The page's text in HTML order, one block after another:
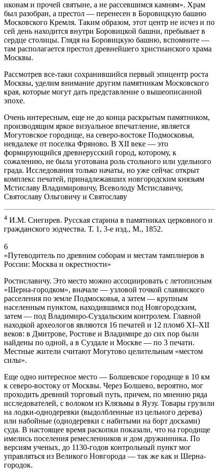
иконам и прочей святыне, а не рассевшимся камням». Храм
был разобран, а престол — перенесен в Боровицкую башню
Московского Кремля. Таким образом, этот центр не исчез и по
сей день находится внутри Боровицкой башни, пребывает в
сердце столицы. Глядя на Боровицкую башню, вспомните —
там располагается престол древнейшего христианского храма
Москвы.
Рассмотрев все-таки сохранившийся первый эпицентр роста
Москвы, уделим внимание другим памятникам Московского
края, которые могут дать представление о вышеописанной
эпохе.
Очень интересным, еще не до конца раскрытым памятником,
производящим яркое визуальное впечатление, является
Могутовское городище, на северо-востоке Подмосковья,
невдалеке от поселка Фряново. В XII веке — это
формирующийся древнерусский город, которому, к
сожалению, не была уготована роль стольного или удельного
града. Исследования только начаты, но уже сейчас открыт
комплекс печатей, принадлежавших новгородским князьям
Мстиславу Владимировичу, Всеволоду Мстиславичу,
Святославу Ольговичу и Святославу
4 И.М. Снегирев. Русская старина в памятниках церковного и
гражданского зодчества. Т. 1, 3-е изд., М., 1852.
6
«Путеводитель по древним соборам и местам тамплиеров в
России: Москва и окрестности»
Ростиславичу. Это место можно ассоциировать с летописным
«Шерна-городком», вначале — узловой точкой славянского
расселения по земле Подмосковья, а затем — крупным
населенным пунктом, находившимся под Новгородским,
затем — под Владимиро-Суздальским контролем. Главной
находкой археологов являются 16 печатей и 12 пломб XI–XII
веков: в Дмитрове, Ростове и Владимире до сих пор были
найдены по одной, а в Суздале и Москве — по 3 печати.
Местные жители считают Могутово целительным «местом
силы».
Еще одно интересное место — Болшевское городище в 10 км
к северо-востоку от Москвы. Через Болшево, вероятно, мог
проходить древний торговый путь, причем, по мнению ряда
исследователей, с волоком из Клязьмы в Яузу. Товары грузили
на лодки-однодеревки (выдолбленные из цельного дерева)
или набойные (однодеревки с набитыми на борт досками)
суда. В настоящее время раскопки показали, что на городище
имелись поселения ремесленников и дом дружинника. По
версиям ученых, до 1130-годов контрольный пункт мог
управляться из Великого Новгорода — так же как и Шерна-
городок.